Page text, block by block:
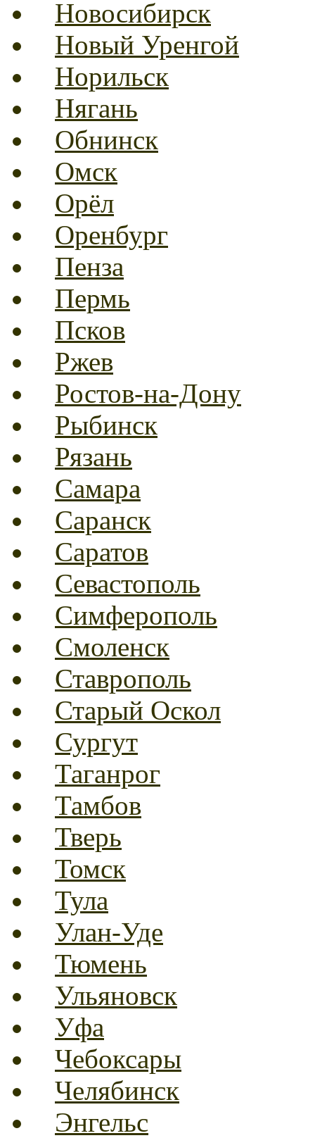
Новосибирск
Новый Уренгой
Норильск
Нягань
Обнинск
Омск
Орёл
Оренбург
Пенза
Пермь
Псков
Ржев
Ростов-на-Дону
Рыбинск
Рязань
Самара
Саранск
Саратов
Севастополь
Симферополь
Смоленск
Ставрополь
Старый Оскол
Сургут
Таганрог
Тамбов
Тверь
Томск
Тула
Улан-Уде
Тюмень
Ульяновск
Уфа
Чебоксары
Челябинск
Энгельс